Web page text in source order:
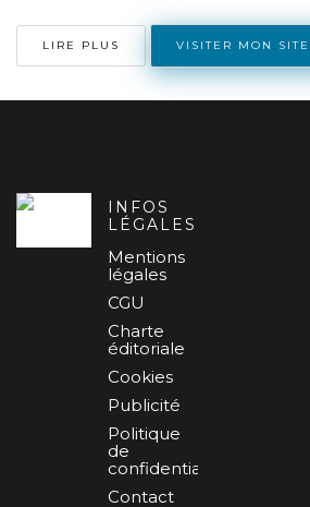
LIRE PLUS VISITER MON SITE
INFOS
LÉGALES
Mentions
légales
CGU
Charte
éditoriale
Cookies
Publicité
Politique
de
confidentialité
Contact